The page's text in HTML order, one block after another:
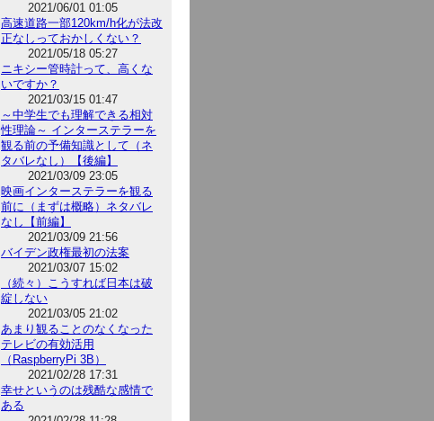
2021/06/01 01:05
高速道路一部120km/h化が法改
正なしっておかしくない？
2021/05/18 05:27
ニキシー管時計って、高くな
いですか？
2021/03/15 01:47
～中学生でも理解できる相対
性理論～ インターステラーを
観る前の予備知識として（ネ
タバレなし）【後編】
2021/03/09 23:05
映画インターステラーを観る
前に（まずは概略）ネタバレ
なし【前編】
2021/03/09 21:56
バイデン政権最初の法案
2021/03/07 15:02
（続々）こうすれば日本は破
綻しない
2021/03/05 21:02
あまり観ることのなくなった
テレビの有効活用
（RaspberryPi 3B）
2021/02/28 17:31
幸せというのは残酷な感情で
ある